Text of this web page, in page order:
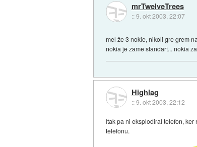
mrTwelveTrees
::9. okt 2003, 22:07
mel že 3 nokie, nikoli gre grem
nokia je zame standart... nokia
Highlag
::9. okt 2003, 22:12
Itak pa ni eksplodiral telefon,
telefonu.